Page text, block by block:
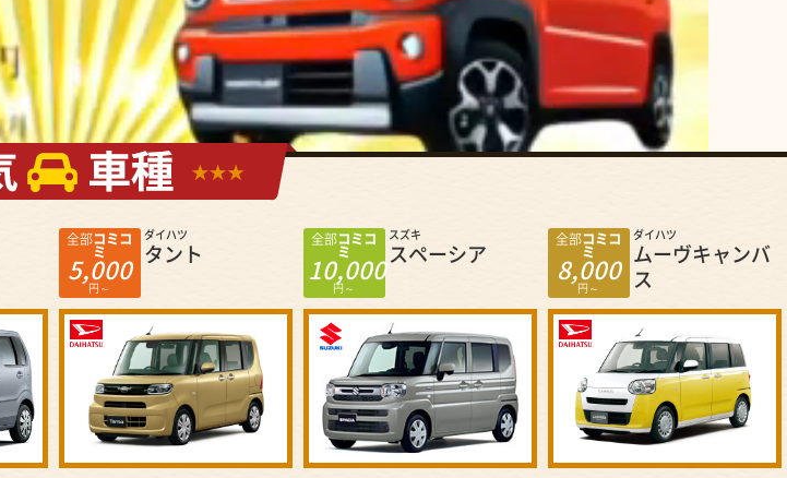
全部コミコ
ミ
10,000
円～
スズキ
スペーシア
全部コミコ
ミ
8,000
円～
ダイハツ
ムーヴキャンバ
全部コミコ
ミ
5,000
円～
スズキ
エヴリィ